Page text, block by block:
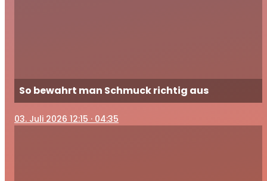
So bewahrt man Schmuck richtig aus
03. Juli 2026 12:15 · 04:35